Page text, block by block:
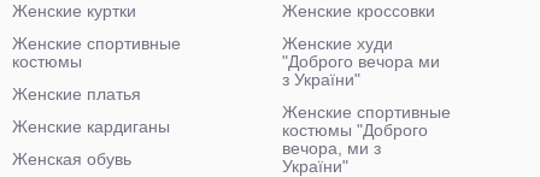
Женские куртки
Женские спортивные
костюмы
Женские платья
Женские кардиганы
Женская обувь
Женские кроссовки
Женские худи
"Доброго вечора ми
з України"
Женские спортивные
костюмы "Доброго
вечора, ми з
України"